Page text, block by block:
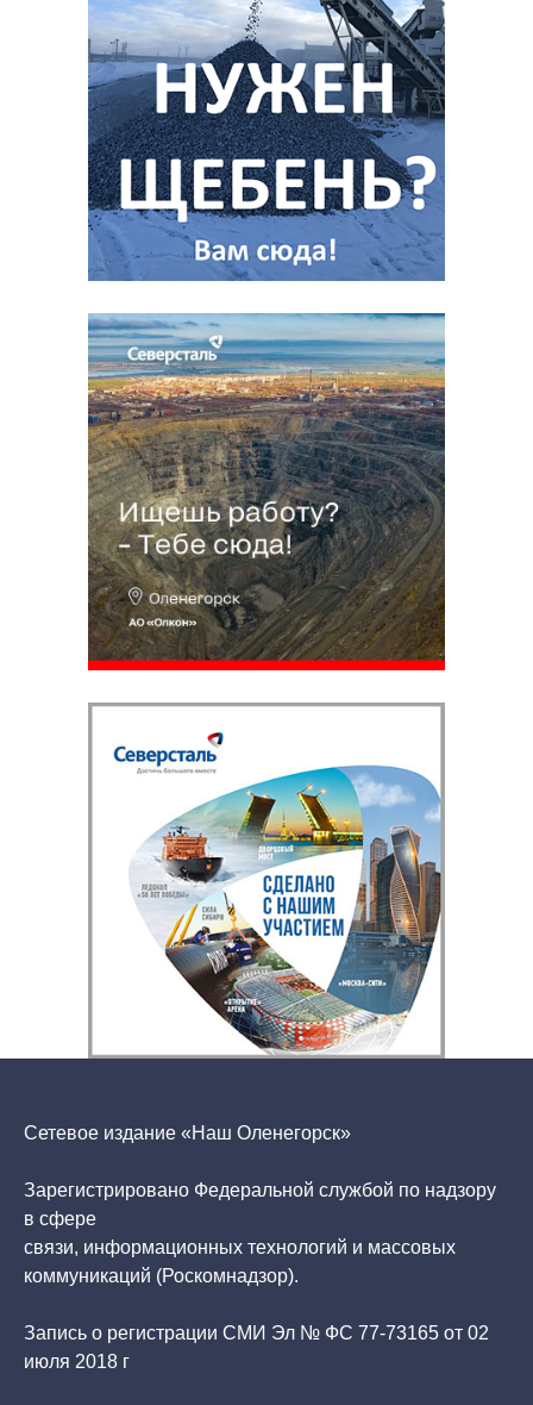
Сетевое издание «Наш Оленегорск»
Зарегистрировано Федеральной службой по надзору
в сфере
связи, информационных технологий и массовых
коммуникаций (Роскомнадзор).
Запись о регистрации СМИ Эл № ФС 77-73165 от 02
июля 2018 г